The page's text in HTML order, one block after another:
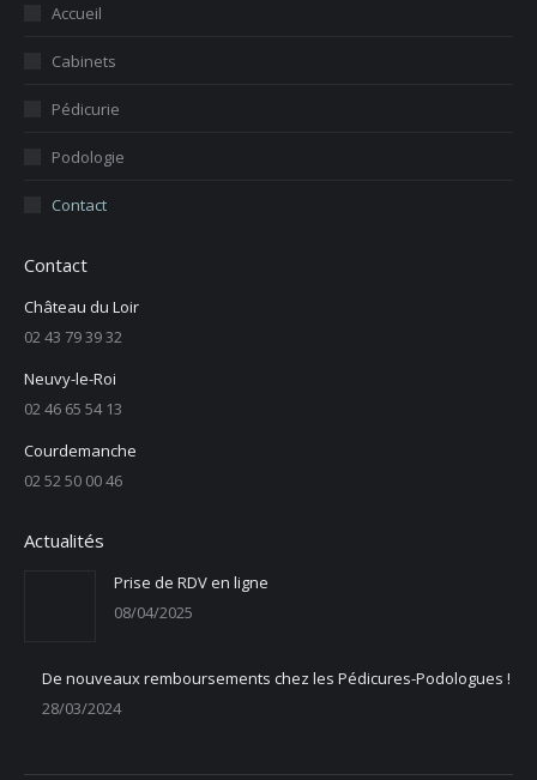
Accueil
Cabinets
Pédicurie
Podologie
Contact
Contact
Château du Loir
02 43 79 39 32
Neuvy-le-Roi
02 46 65 54 13
Courdemanche
02 52 50 00 46
Actualités
Prise de RDV en ligne
08/04/2025
De nouveaux remboursements chez les Pédicures-Podologues !
28/03/2024